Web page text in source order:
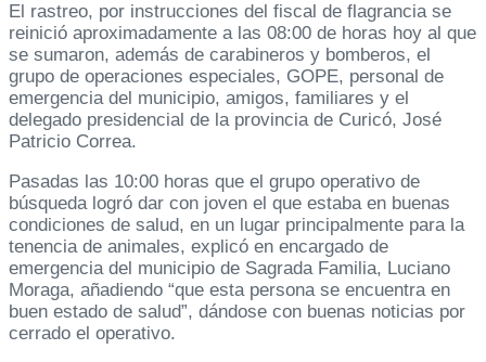
El rastreo, por instrucciones del fiscal de flagrancia se
reinició aproximadamente a las 08:00 de horas hoy al que
se sumaron, además de carabineros y bomberos, el
grupo de operaciones especiales, GOPE, personal de
emergencia del municipio, amigos, familiares y el
delegado presidencial de la provincia de Curicó, José
Patricio Correa.
Pasadas las 10:00 horas que el grupo operativo de
búsqueda logró dar con joven el que estaba en buenas
condiciones de salud, en un lugar principalmente para la
tenencia de animales, explicó en encargado de
emergencia del municipio de Sagrada Familia, Luciano
Moraga, añadiendo “que esta persona se encuentra en
buen estado de salud”, dándose con buenas noticias por
cerrado el operativo.